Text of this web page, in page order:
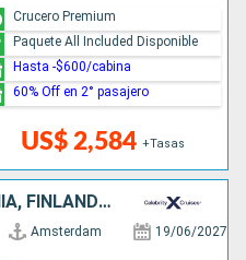
US$ 2,584 +Tasas
Crucero Premium
Paquete All Included Disponible
Hasta -$600/cabina
60% Off en 2° pasajero
ALEMANIA, SUECIA, ESTONIA, FINLANDIA, DINAMARCA, PAISES BAJOS
Amsterdam 19/06/2027